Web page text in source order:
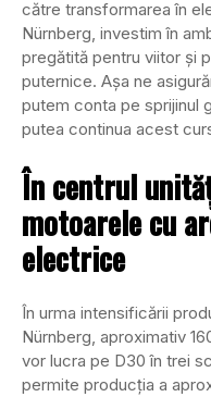
către transformarea în
Nürnberg, investim în
pregătită pentru viitor și
puternice. Așa ne
putem conta pe sprijinul
putea continua acest
În centrul
motoarele cu
electrice
În urma intensificării
Nürnberg, aproximativ
vor lucra pe D30 în trei
permite producția a